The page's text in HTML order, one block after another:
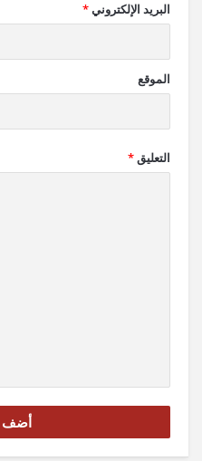
البريد الإلكتروني*
الموقع
التعليق*